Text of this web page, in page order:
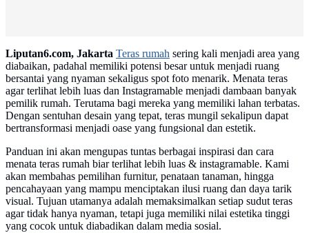
Liputan6.com, Jakarta Teras rumah sering kali menjadi area yang
diabaikan, padahal memiliki potensi besar untuk menjadi ruang
bersantai yang nyaman sekaligus spot foto menarik. Menata teras
agar terlihat lebih luas dan Instagramable menjadi dambaan banyak
pemilik rumah. Terutama bagi mereka yang memiliki lahan terbatas.
Dengan sentuhan desain yang tepat, teras mungil sekalipun dapat
bertransformasi menjadi oase yang fungsional dan estetik.
Panduan ini akan mengupas tuntas berbagai inspirasi dan cara
menata teras rumah biar terlihat lebih luas & instagramable. Kami
akan membahas pemilihan furnitur, penataan tanaman, hingga
pencahayaan yang mampu menciptakan ilusi ruang dan daya tarik
visual. Tujuan utamanya adalah memaksimalkan setiap sudut teras
agar tidak hanya nyaman, tetapi juga memiliki nilai estetika tinggi
yang cocok untuk diabadikan dalam media sosial.